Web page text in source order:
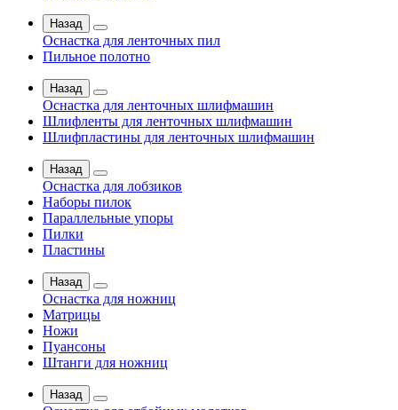
Назад
Оснастка для ленточных пил
Пильное полотно
Назад
Оснастка для ленточных шлифмашин
Шлифленты для ленточных шлифмашин
Шлифпластины для ленточных шлифмашин
Назад
Оснастка для лобзиков
Наборы пилок
Параллельные упоры
Пилки
Пластины
Назад
Оснастка для ножниц
Матрицы
Ножи
Пуансоны
Штанги для ножниц
Назад